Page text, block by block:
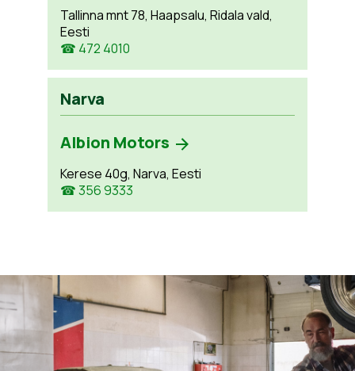
Tallinna mnt 78, Haapsalu, Ridala vald,
Eesti
☎ 472 4010
Narva
Albion Motors
Kerese 40g, Narva, Eesti
☎ 356 9333